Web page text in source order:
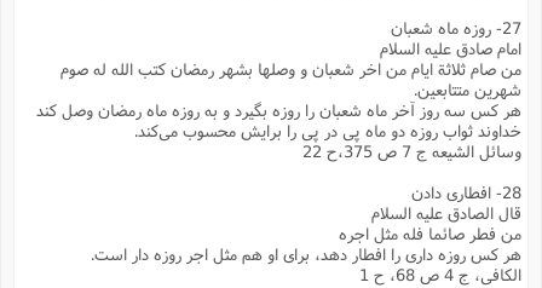
27- روزه ماه شعبان
امام صادق علیه السلام
من صام ثلاثة ایام من اخر شعبان و وصلها بشهر رمضان کتب الله له صوم
شهرین متتابعین.
هر کس سه روز آخر ماه شعبان را روزه بگیرد و به روزه ماه رمضان وصل کند
خداوند ثواب روزه دو ماه پی در پی را برایش محسوب می‌کند.
وسائل الشیعه ج 7 ص 375،ح 22
28- افطاری دادن
قال الصادق علیه السلام
من فطر صائما فله مثل اجره
هر کس روزه داری را افطار دهد، برای او هم مثل اجر روزه دار است.
الکافی، ج 4 ص 68، ح 1